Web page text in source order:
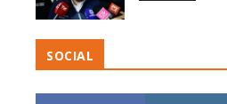
SOCIAL